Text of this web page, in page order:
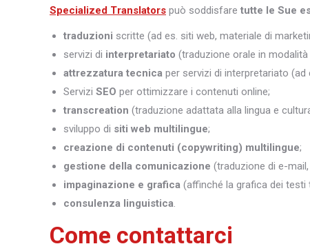
Specialized Translators può soddisfare tutte le Sue
traduzioni scritte (ad es. siti web, materiale di
servizi di interpretariato (traduzione orale in
attrezzatura tecnica per servizi di interpretariato
Servizi SEO per ottimizzare i contenuti online;
transcreation (traduzione adattata alla lingua e
sviluppo di siti web multilingue;
creazione di contenuti (copywriting) multilingue;
gestione della comunicazione (traduzione di e-
impaginazione e grafica (affinché la grafica dei testi
consulenza linguistica
Come contattarci